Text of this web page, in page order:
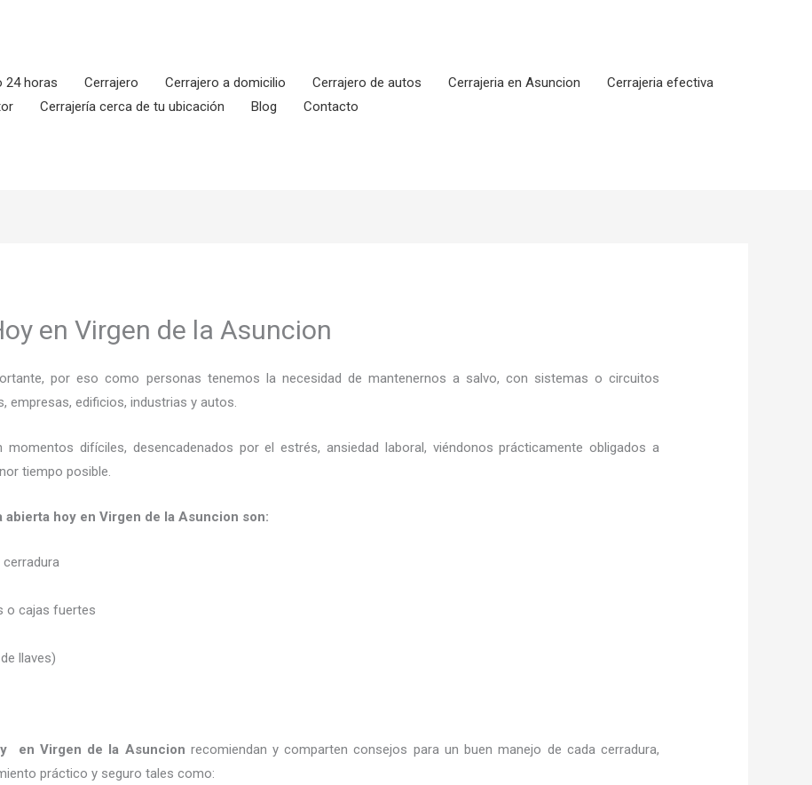
24 horas Cerrajero Cerrajero a domicilio Cerrajero de autos Cerrajeria en Asuncion
Cerrajeria efectiva
Cerrajería cerca de tu ubicación Blog Contacto
en Virgen de la Asuncion
por eso como personas tenemos la necesidad de mantenernos a salvo, con sistemas o circuitos
empresas, edificios, industrias y autos.
difíciles, desencadenados por el estrés, ansiedad laboral, viéndonos prácticamente obligados a
tiempo posible.
abierta hoy en Virgen de la Asuncion son:
o cajas fuertes
llaves)
en Virgen de la Asuncion recomiendan y comparten consejos para un buen manejo de cada cerradura,
práctico y seguro tales como: